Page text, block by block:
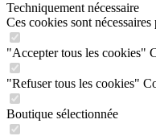
Techniquement nécessaire
Ces cookies sont
"Accepter tous les cookies"
"Refuser tous les cookies"
Boutique sélectionnée